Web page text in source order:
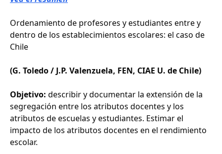
Ordenamiento de profesores y estudiantes entre y
dentro de los establecimientos escolares: el caso de
Chile
(G. Toledo / J.P. Valenzuela, FEN, CIAE U. de Chile)
Objetivo: describir y documentar la extensión de la
segregación entre los atributos docentes y los
atributos de escuelas y estudiantes. Estimar el
impacto de los atributos docentes en el rendimiento
escolar.